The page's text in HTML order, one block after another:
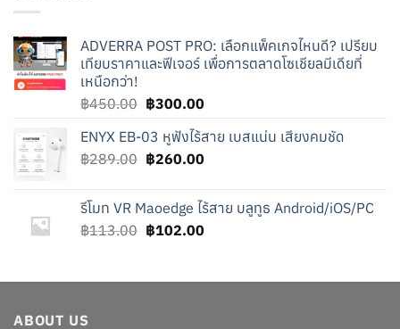
ADVERRA POST PRO: เลือกแพ็คเกจไหนดี? เปรียบ
เทียบราคาและฟีเจอร์ เพื่อการตลาดโซเชียลมีเดียที่
เหนือกว่า!
฿450.00 Original
was:
฿450.00.
฿300.00Current
is:
฿300.00.
ENYX EB-03 หูฟังไร้สาย เบสแน่น เสียงคมชัด
฿289.00 Original
฿289.00.
฿260.00Current
฿260.00.
รีโมท VR Maoedge ไร้สาย บลูทูธ Android/iOS/PC
฿113.00 Original
฿113.00.
฿102.00Current
฿102.00.
ABOUT US